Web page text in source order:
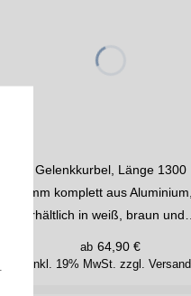
Gelenkkurbel, Länge 1300
mm komplett aus Aluminium,
erhältlich in weiß, braun und…
inkl. 19% MwSt. zzgl. Versand
ab 64,90 €